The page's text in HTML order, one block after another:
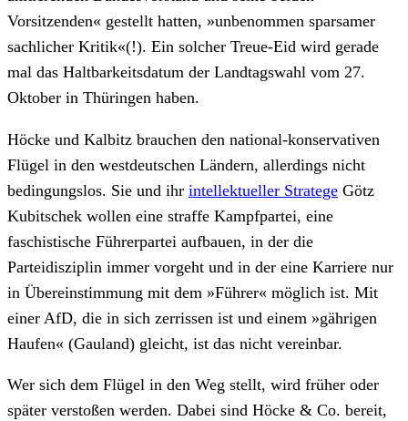
Vorsitzenden« gestellt hatten, »unbenommen sparsamer
sachlicher Kritik«(!). Ein solcher Treue-Eid wird gerade
mal das Haltbarkeitsdatum der Landtagswahl vom 27.
Oktober in Thüringen haben.
Höcke und Kalbitz brauchen den national-konservativen
Flügel in den westdeutschen Ländern, allerdings nicht
bedingungslos. Sie und ihr intellektueller Stratege Götz
Kubitschek wollen eine straffe Kampfpartei, eine
faschistische Führerpartei aufbauen, in der die
Parteidisziplin immer vorgeht und in der eine Karriere nur
in Übereinstimmung mit dem »Führer« möglich ist. Mit
einer AfD, die in sich zerrissen ist und einem »gährigen
Haufen« (Gauland) gleicht, ist das nicht vereinbar.
Wer sich dem Flügel in den Weg stellt, wird früher oder
später verstoßen werden. Dabei sind Höcke & Co. bereit,